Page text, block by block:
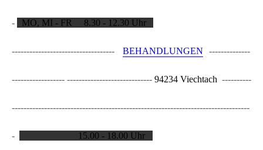
- MO, MI - FR 8.30 - 12.30 Uhr
----------------------------------- BEHANDLUNGEN --------------
------------------ ----------------------------- 94234 Viechtach ----------
---------------------------------------------------------------------------------
- 15.00 - 18.00 Uhr